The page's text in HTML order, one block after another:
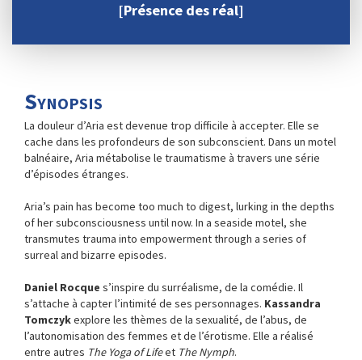
[Présence des réal]
Synopsis
La douleur d’Aria est devenue trop difficile à accepter. Elle se
cache dans les profondeurs de son subconscient. Dans un motel
balnéaire, Aria métabolise le traumatisme à travers une série
d’épisodes étranges.
Aria’s pain has become too much to digest, lurking in the depths
of her subconsciousness until now. In a seaside motel, she
transmutes trauma into empowerment through a series of
surreal and bizarre episodes.
Daniel Rocque s’inspire du surréalisme, de la comédie. Il
s’attache à capter l’intimité de ses personnages. Kassandra
Tomczykexplore les thèmes de la sexualité, de l’abus, de
l’autonomisation des femmes et de l’érotisme. Elle a réalisé
entre autres The Yoga of Lifeet The Nymph.